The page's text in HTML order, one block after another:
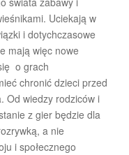
Uciekają w
i dotychczasowe
mają więc nowe
o grach
chronić dzieci przed
Od wiedzy rodziców i
z gier będzie dla
a nie
i społecznego